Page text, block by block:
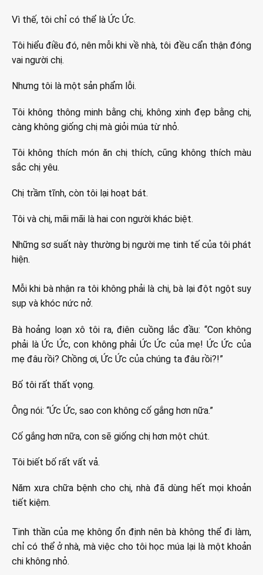
Vì thế, tôi chỉ có thể là Ức Ức.
Tôi hiểu điều đó, nên mỗi khi về nhà, tôi đều cẩn thận đóng
vai người chị.
Nhưng tôi là một sản phẩm lỗi.
Tôi không thông minh bằng chị, không xinh đẹp bằng chị,
càng không giống chị mà giỏi múa từ nhỏ.
Tôi không thích món ăn chị thích, cũng không thích màu
sắc chị yêu.
Chị trầm tĩnh, còn tôi lại hoạt bát.
Tôi và chị, mãi mãi là hai con người khác biệt.
Những sơ suất này thường bị người mẹ tinh tế của tôi phát
hiện.
Mỗi khi bà nhận ra tôi không phải là chị, bà lại đột ngột suy
sụp và khóc nức nở.
Bà hoảng loạn xô tôi ra, điên cuồng lắc đầu: “Con không
phải là Ức Ức, con không phải Ức Ức của mẹ! Ức Ức của
mẹ đâu rồi? Chồng ơi, Ức Ức của chúng ta đâu rồi?!”
Bố tôi rất thất vọng.
Ông nói: “Ức Ức, sao con không cố gắng hơn nữa.”
Cố gắng hơn nữa, con sẽ giống chị hơn một chút.
Tôi biết bố rất vất vả.
Năm xưa chữa bệnh cho chị, nhà đã dùng hết mọi khoản
tiết kiệm.
Tinh thần của mẹ không ổn định nên bà không thể đi làm,
chỉ có thể ở nhà, mà việc cho tôi học múa lại là một khoản
chi không nhỏ.